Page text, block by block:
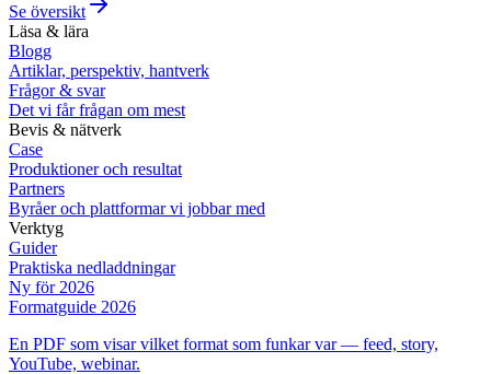
Se översikt
Läsa & lära
Blogg
Artiklar, perspektiv, hantverk
Frågor & svar
Det vi får frågan om mest
Bevis & nätverk
Case
Produktioner och resultat
Partners
Byråer och plattformar vi jobbar med
Verktyg
Guider
Praktiska nedladdningar
Ny för 2026
Formatguide 2026
En PDF som visar vilket format som funkar var — feed, story,
YouTube, webinar.